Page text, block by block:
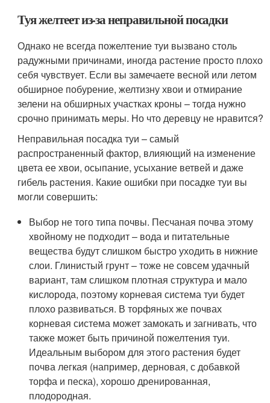
Туя желтеет из-за неправильной посадки
Однако не всегда пожелтение туи вызвано столь
радужными причинами, иногда растение просто плохо
себя чувствует. Если вы замечаете весной или летом
обширное побурение, желтизну хвои и отмирание
зелени на обширных участках кроны – тогда нужно
срочно принимать меры. Но что деревцу не нравится?
Неправильная посадка туи – самый
распространенный фактор, влияющий на изменение
цвета ее хвои, осыпание, усыхание ветвей и даже
гибель растения. Какие ошибки при посадке туи вы
могли совершить:
Выбор не того типа почвы. Песчаная почва этому
хвойному не подходит – вода и питательные
вещества будут слишком быстро уходить в нижние
слои. Глинистый грунт – тоже не совсем удачный
вариант, там слишком плотная структура и мало
кислорода, поэтому корневая система туи будет
плохо развиваться. В торфяных же почвах
корневая система может замокать и загнивать, что
также может быть причиной пожелтения туи.
Идеальным выбором для этого растения будет
почва легкая (например, дерновая, с добавкой
торфа и песка), хорошо дренированная,
плодородная.